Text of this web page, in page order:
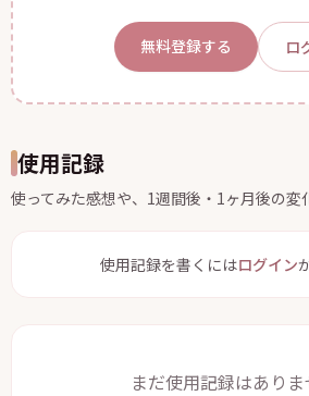
無料登録する ロ
使用記録
使ってみた感想や、1週間後・1ヶ月後の変
使用記録を書くにはログイン
まだ使用記録はありま